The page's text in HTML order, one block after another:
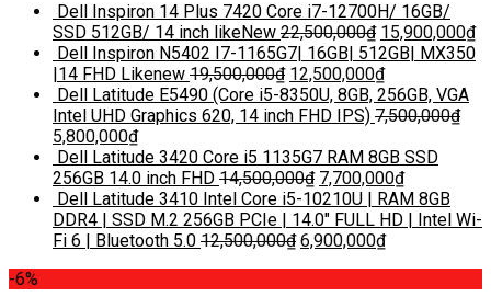
Dell Inspiron 14 Plus 7420 Core i7-12700H/ 16GB/
SSD 512GB/ 14 inch likeNew 22,500,000₫ 15,900,000₫
Dell Inspiron N5402 I7-1165G7| 16GB| 512GB| MX350
|14 FHD Likenew 19,500,000₫ 12,500,000₫
Dell Latitude E5490 (Core i5-8350U, 8GB, 256GB, VGA
Intel UHD Graphics 620, 14 inch FHD IPS) 7,500,000₫
5,800,000₫
Dell Latitude 3420 Core i5 1135G7 RAM 8GB SSD
256GB 14.0 inch FHD 14,500,000₫ 7,700,000₫
Dell Latitude 3410 Intel Core i5-10210U | RAM 8GB
DDR4 | SSD M.2 256GB PCIe | 14.0″ FULL HD | Intel Wi-
Fi 6 | Bluetooth 5.0 12,500,000₫ 6,900,000₫
-6%